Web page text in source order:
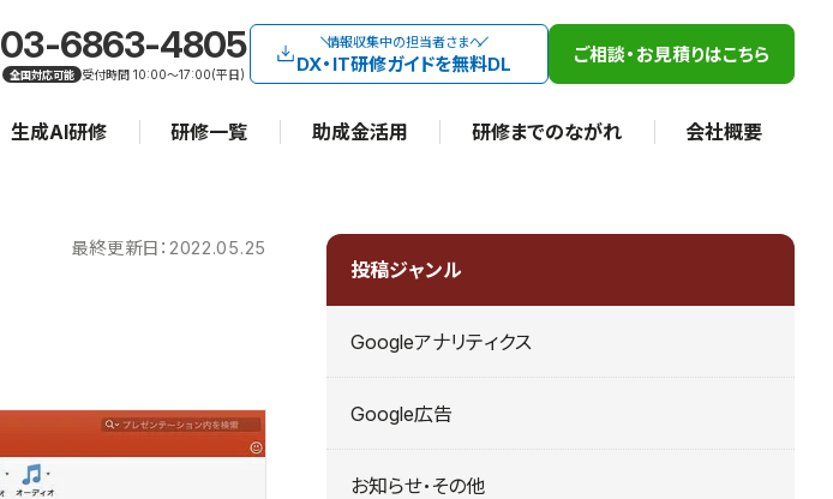
03-6863-4805
全国対応可能 受付時間 10:00〜17:00(平日)
情報収集中の担当者さまへ
DX・IT研修ガイドを無料DL ご相談・お見積りはこちら
生成AI研修 研修一覧 助成金活用 研修までのながれ 会社概要
最終更新日：2022.05.25
投稿ジャンル
Googleアナリティクス
Google広告
お知らせ・その他